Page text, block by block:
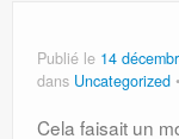
Publié le 14
dans Uncategorized
Cela faisait un